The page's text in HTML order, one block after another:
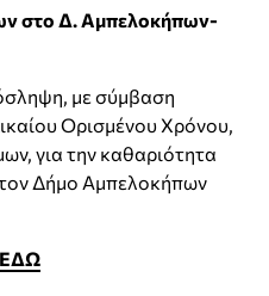
στο Δ. Αμπελοκήπων-
με σύμβαση
Ορισμένου Χρόνου,
για την καθαριότητα
Δήμο Αμπελοκήπων
ΕΔΩ